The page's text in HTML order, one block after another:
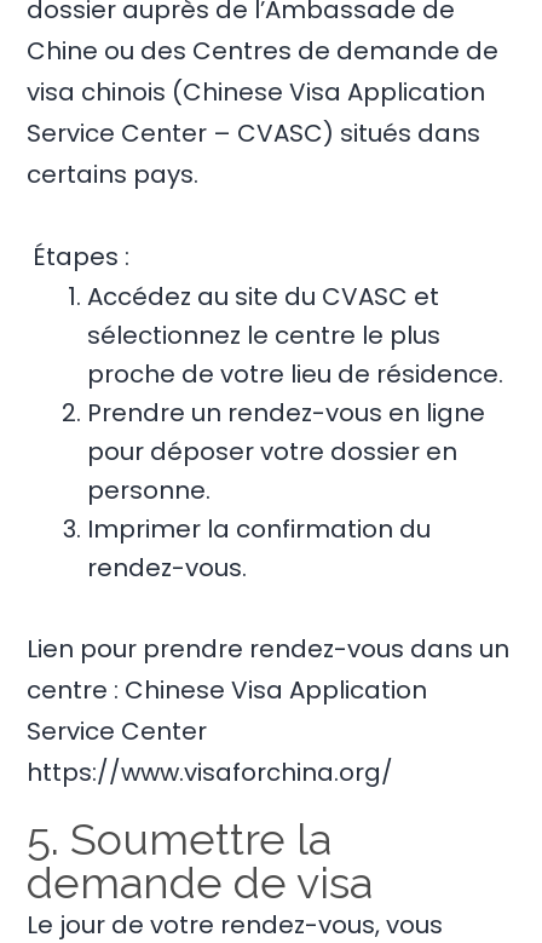
dossier auprès de l’Ambassade de
Chine ou des Centres de demande de
visa chinois (Chinese Visa Application
Service Center – CVASC) situés dans
certains pays.
Étapes :
Accédez au site du CVASC et
sélectionnez le centre le plus
proche de votre lieu de résidence.
Prendre un rendez-vous en ligne
pour déposer votre dossier en
personne.
Imprimer la confirmation du
rendez-vous.
Lien pour prendre rendez-vous dans un
centre : Chinese Visa Application
Service Center
https://www.visaforchina.org/
5. Soumettre la
demande de visa
Le jour de votre rendez-vous, vous